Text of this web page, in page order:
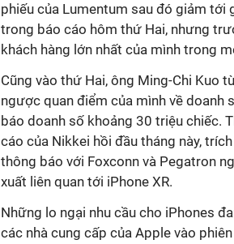
phiếu của Lumentum sau đó giảm tới
trong báo cáo hôm thứ Hai, nhưng
khách hàng lớn nhất của mình trong
Cũng vào thứ Hai, ông Ming-Chi Kuo
ngược quan điểm của mình về doanh
báo doanh số khoảng 30 triệu chiếc.
cáo của Nikkei hồi đầu tháng này,
thông báo với Foxconn và Pegatron
xuất liên quan tới iPhone XR.
Những lo ngại nhu cầu cho iPhones
các nhà cung cấp của Apple vào